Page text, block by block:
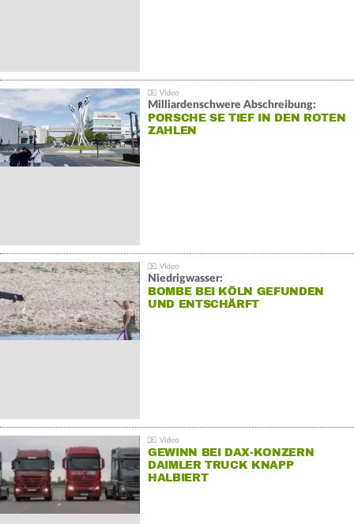
Milliardenschwere Abschreibung:
PORSCHE SE TIEF IN DEN ROTEN
ZAHLEN
Niedrigwasser:
BOMBE BEI KÖLN GEFUNDEN
UND ENTSCHÄRFT
GEWINN BEI DAX-KONZERN
DAIMLER TRUCK KNAPP
HALBIERT